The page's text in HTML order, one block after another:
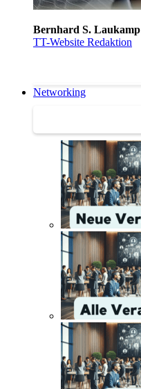
Bernhard S. Laukamp
TT-Website Redaktion
Networking